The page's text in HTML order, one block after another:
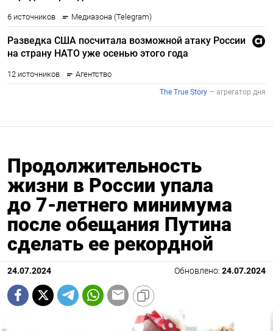
Продолжительность
жизни в России упала
до 7-летнего минимума
после обещания Путина
сделать ее рекордной
24.07.2024 Обновлено: 24.07.2024